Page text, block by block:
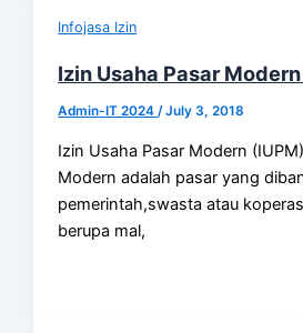
Infojasa Izin
Izin Usaha Pasar
Admin-IT 2024/July 3, 2018
Izin Usaha Pasar Modern
Modern adalah pasar yang
pemerintah,swasta atau
berupa mal,